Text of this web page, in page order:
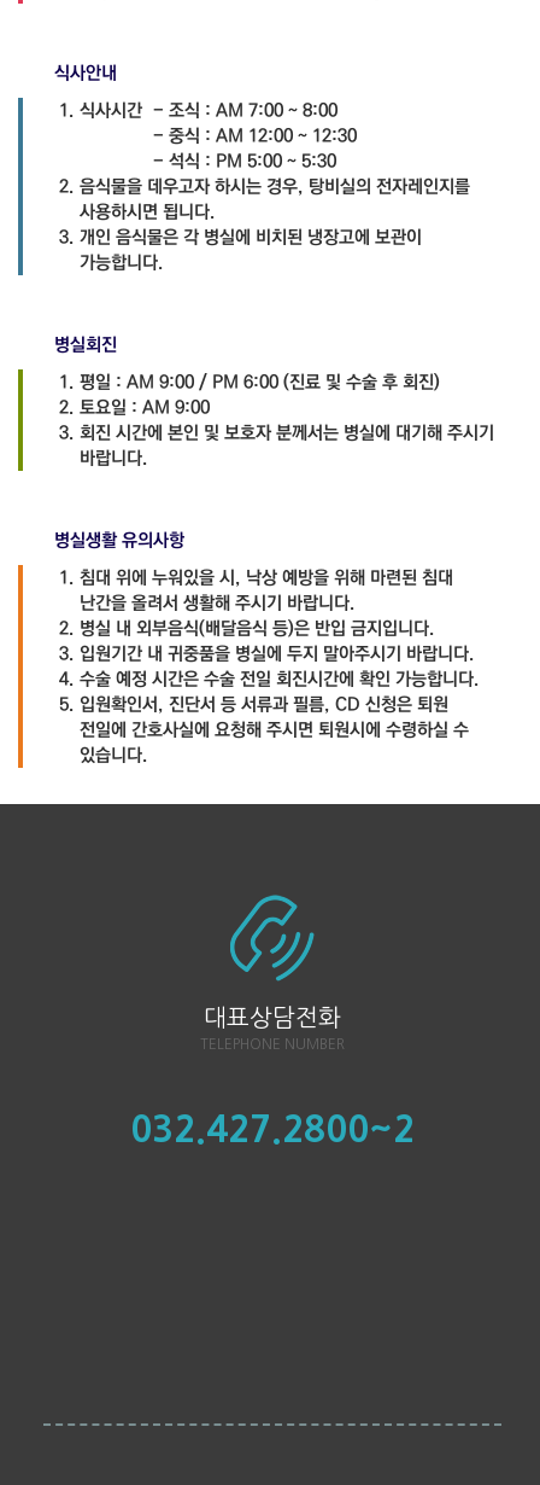
식사안내
식사시간 - 조식 : AM 7:00 ~ 8:00
- 중식 : AM 12:00 ~ 12:30
- 석식 : PM 5:00 ~ 5:30
음식물을 데우고자 하시는 경우, 탕비실의 전자레인지를
사용하시면 됩니다.
개인 음식물은 각 병실에 비치된 냉장고에 보관이
가능합니다.
병실회진
평일 : AM 9:00 / PM 6:00 (진료 및 수술 후 회진)
토요일 : AM 9:00
회진 시간에 본인 및 보호자 분께서는 병실에 대기해 주시기
바랍니다.
병실생활유의사항
침대 위에 누워있을 시, 낙상 예방을 위해 마련된 침대
난간을 올려서 생활해 주시기 바랍니다.
병실 내 외부음식(배달음식 등)은 반입 금지입니다.
입원기간 내 귀중품을 병실에 두지 말아주시기 바랍니다.
수술 예정 시간은 수술 전일 회진시간에 확인 가능합니다.
입원확인서, 진단서 등 서류과 필름, CD 신청은 퇴원
전일에 간호사실에 요청해 주시면 퇴원시에 수령하실 수
있습니다.
대표상담전화
TELEPHONE NUMBER
032.427.2800~2